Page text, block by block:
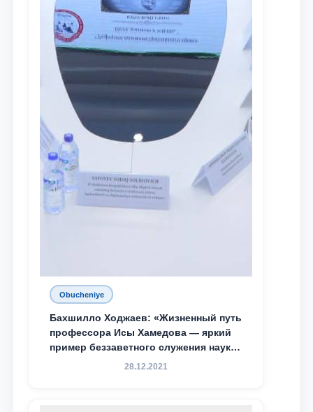
Obucheniye
Бахшилло Ходжаев: «Жизненный путь
профессора Исы Хамедова — яркий
пример беззаветного служения науке,
Родине и воспитанию молодого
28.12.2021